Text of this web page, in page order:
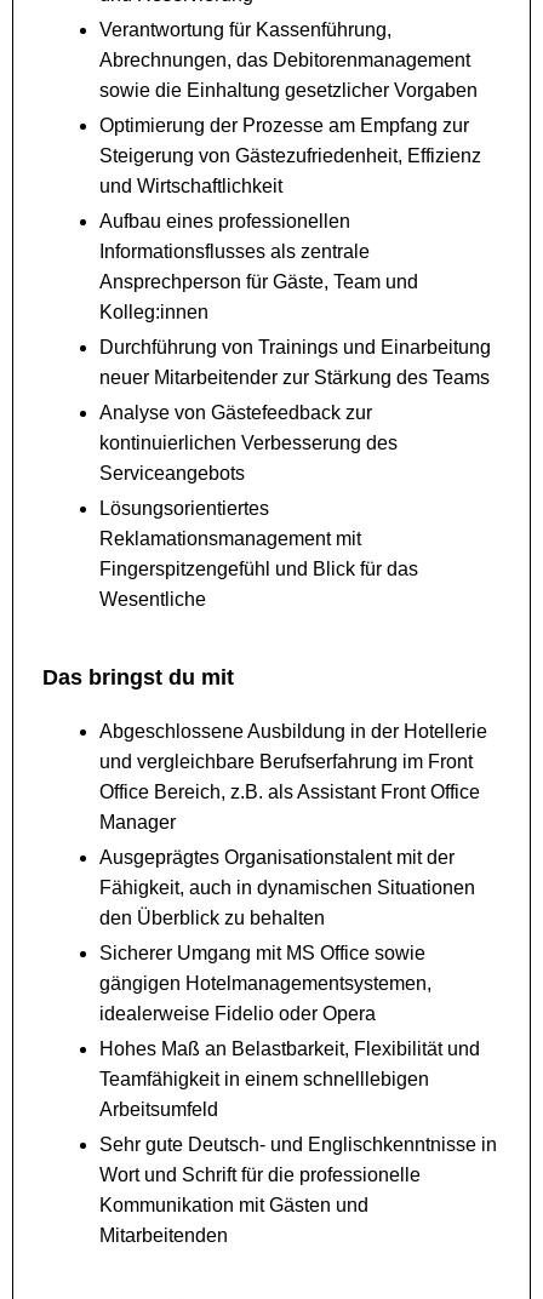
Verantwortung für Kassenführung,
Abrechnungen, das Debitorenmanagement
sowie die Einhaltung gesetzlicher Vorgaben
Optimierung der Prozesse am Empfang zur
Steigerung von Gästezufriedenheit, Effizienz
und Wirtschaftlichkeit
Aufbau eines professionellen
Informationsflusses als zentrale
Ansprechperson für Gäste, Team und
Kolleg:innen
Durchführung von Trainings und Einarbeitung
neuer Mitarbeitender zur Stärkung des Teams
Analyse von Gästefeedback zur
kontinuierlichen Verbesserung des
Serviceangebots
Lösungsorientiertes
Reklamationsmanagement mit
Fingerspitzengefühl und Blick für das
Wesentliche
Das bringst du mit
Abgeschlossene Ausbildung in der Hotellerie
und vergleichbare Berufserfahrung im Front
Office Bereich, z.B. als Assistant Front Office
Manager
Ausgeprägtes Organisationstalent mit der
Fähigkeit, auch in dynamischen Situationen
den Überblick zu behalten
Sicherer Umgang mit MS Office sowie
gängigen Hotelmanagementsystemen,
idealerweise Fidelio oder Opera
Hohes Maß an Belastbarkeit, Flexibilität und
Teamfähigkeit in einem schnelllebigen
Arbeitsumfeld
Sehr gute Deutsch- und Englischkenntnisse in
Wort und Schrift für die professionelle
Kommunikation mit Gästen und
Mitarbeitenden